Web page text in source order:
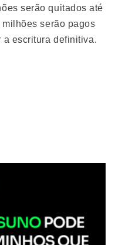
serão quitados até
serão pagos
a escritura definitiva.